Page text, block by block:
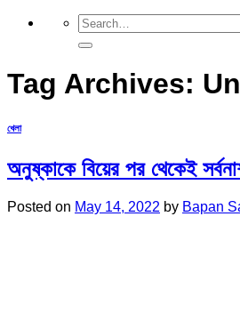
Tag Archives:
খেলা
অনুষ্কাকে বিয়ের পর থেকেই
Posted on May 14, 2022 by Bapan